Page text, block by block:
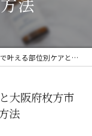
法
と大阪府枚方市で効率的に理想ボディを目指す方法
大阪府枚方市
法